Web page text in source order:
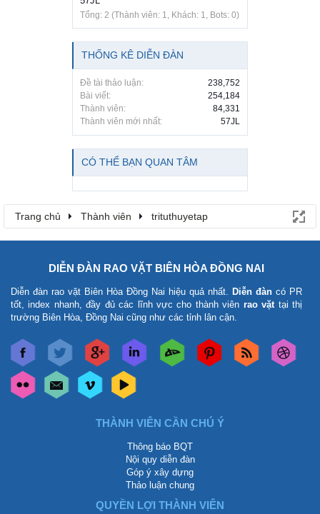
Tổng: 2 (Thành viên: 1, Khách: 1, Bots: 0)
THỐNG KÊ DIỄN ĐÀN
Đề tài thảo luận:
238,752
Bài viết:
254,184
Thành viên:
84,331
Thành viên mới nhất:
57JL
CÓ THỂ BẠN QUAN TÂM
Trang chủ Thành viên trituthuyetap
DIỄN ĐÀN RAO VẶT BIÊN HÒA ĐỒNG NAI
Diễn đàn rao vặt Biên Hòa Đồng Nai hiệu quả nhất. Diễn đàn có PR
tốt, index nhanh, đầy đủ các lĩnh vực cho thành viên rao vặttại thị
trường Biên Hòa, Đồng Nai cũng như các tỉnh lân cận.
THÀNH VIÊN CẦN CHÚ Ý
Thông báo BQT
Nội quy diễn đàn
Góp ý xây dựng
Thảo luận chung
QUYỀN LỢI THÀNH VIÊN